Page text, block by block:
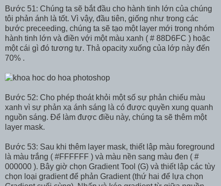
Bước 51: Chúng ta sẽ bắt đầu cho hành tinh lớn của chúng
tôi phản ánh là tốt. Vì vậy, đầu tiên, giống như trong các
bước preceeding, chúng ta sẽ tạo một layer mới trong nhóm
hành tinh lớn và điền với một màu xanh ( # 88D6FC ) hoặc
một cái gì đó tương tự. Thả opacity xuống của lớp này đến
70% .
Bước 52: Cho phép thoát khỏi một số sự phản chiếu màu
xanh vì sự phản xạ ánh sáng là có được quyền xung quanh
nguồn sáng. Để làm được điều này, chúng ta sẽ thêm một
layer mask.
Bước 53: Sau khi thêm layer mask, thiết lập màu foreground
là màu trắng ( #FFFFFF ) và màu nền sang màu đen ( #
000000 ). Bây giờ chọn Gradient Tool (G) và thiết lập các tùy
chọn loại gradient để phản Gradient (thứ hai để lựa chọn